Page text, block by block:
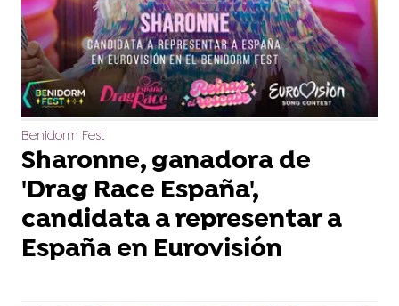
Benidorm Fest
Sharonne, ganadora de
'Drag Race España',
candidata a representar a
España en Eurovisión